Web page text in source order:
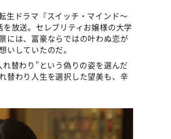
生ドラマ『スイッチ・マインド～
放送。セレブリティお嬢様の大学
には、富豪ならではの叶わぬ恋が
いしていたのだ。
替わり”という偽りの姿を選んだ
替わり人生を選択した望美も、辛